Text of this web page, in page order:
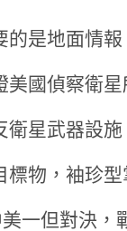
的是地面情
美國偵察衛
衛星武器設
標物，袖珍
一但對決，